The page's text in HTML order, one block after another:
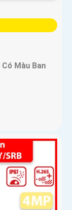
Màu Ban